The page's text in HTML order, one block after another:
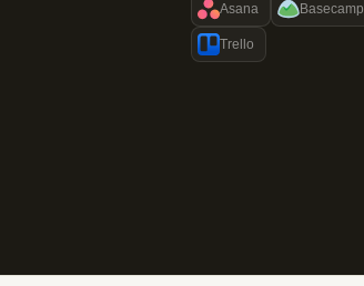
Asana Basecamp
Trello